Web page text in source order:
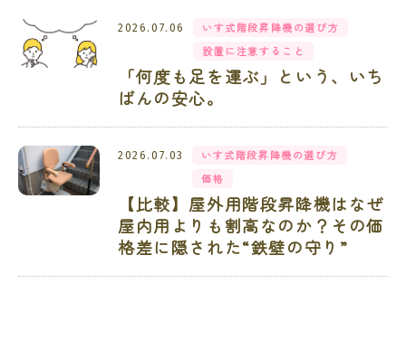
2026.07.06
いす式階段昇降機の選び方
設置に注意すること
「何度も足を運ぶ」という、いち
ばんの安心。
2026.07.03
いす式階段昇降機の選び方
価格
【比較】屋外用階段昇降機はなぜ
屋内用よりも割高なのか？その価
格差に隠された“鉄壁の守り”